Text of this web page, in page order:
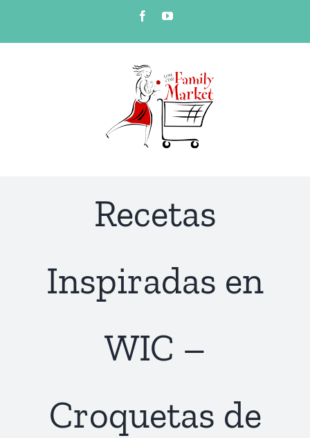
content
FacebookYouTube
Recetas
Inspiradas en
WIC –
Croquetas de